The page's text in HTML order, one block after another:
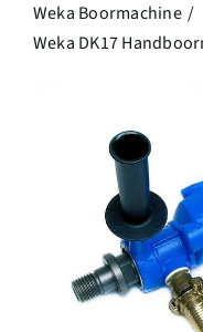
Overig Gereedschap
Weka Boormachine
Weka DK17